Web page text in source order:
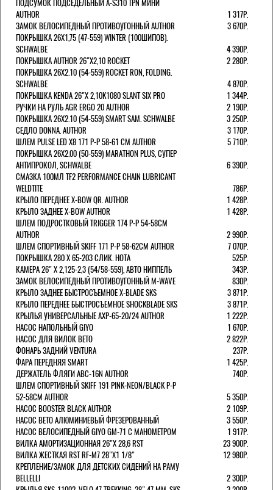
ПОДСУМОК ПОДСЕДЕЛЬНЫЙ A-S310 TPN МИНИ
AUTHOR
1 317Р.
ЗАМОК ВЕЛОСИПЕДНЫЙ ПРОТИВОУГОННЫЙ AUTHOR
3 670Р.
ПОКРЫШКА 26X1,75 (47-559) WINTER (100ШИПОВ).
SCHWALBE
4 390Р.
ПОКРЫШКА AUTHOR 26"Х2,10 ROCKET
2 280Р.
ПОКРЫШКА 26X2.10 (54-559) ROCKET RON, FOLDING.
SCHWALBE
4 870Р.
ПОКРЫШКА KENDA 26"Х 2,10K1080 SLANT SIX PRO
1 344Р.
РУЧКИ НА РУЛЬ AGR ERGO 20 AUTHOR
2 190Р.
ПОКРЫШКА 26X2.10 (54-559) SMART SAM. SCHWALBE
3 250Р.
СЕДЛО DONNA. AUTHOR
3 170Р.
ШЛЕМ PULSE LED X8 171 Р-Р 58-61 СМ AUTHOR
5 710Р.
ПОКРЫШКА 26X2.00 (50-559) MARATHON PLUS, СУПЕР
АНТИПРОКОЛ, SCHWALBE
6 390Р.
СМАЗКА 100МЛ TF2 PERFORMANCE CHAIN LUBRICANT
WELDTITE
786Р.
КРЫЛО ПЕРЕДНЕЕ X-BOW QR. AUTHOR
1 428Р.
КРЫЛО ЗАДНЕЕ X-BOW AUTHOR
1 428Р.
ШЛЕМ ПОДРОСТКОВЫЙ TRIGGER 174 Р-Р 54-58СМ
AUTHOR
2 990Р.
ШЛЕМ СПОРТИВНЫЙ SKIFF 171 Р-Р 58-62СМ AUTHOR
7 070Р.
ПОКРЫШКА 280 X 65-203 СЛИК. HOTA
525Р.
КАМЕРА 26" X 2,125-2,3 (54/58-559), АВТО НИППЕЛЬ
343Р.
ЗАМОК ВЕЛОСИПЕДНЫЙ ПРОТИВОУГОННЫЙ M-WAVE
830Р.
КРЫЛО ЗАДНЕЕ БЫСТРОСЪЕМНОЕ X-BLADE SKS
3 871Р.
КРЫЛО ПЕРЕДНЕЕ БЫСТРОСЪЕМНОЕ SHOCKBLADE SKS
3 871Р.
КРЫЛЬЯ УНИВЕРСАЛЬНЫЕ AXP-65-20/24 AUTHOR
1 222Р.
НАСОС НАПОЛЬНЫЙ GIYO
1 670Р.
НАСОС ДЛЯ ВИЛОК ВЕТО
2 822Р.
ФОНАРЬ ЗАДНИЙ VENTURA
237Р.
ФАРА ПЕРЕДНЯЯ SMART
1 425Р.
ДЕРЖАТЕЛЬ ФЛЯГИ ABC-16N AUTHOR
740Р.
ШЛЕМ СПОРТИВНЫЙ SKIFF 191 PINK-NEON/BLACK Р-Р
52-58СМ AUTHOR
5 350Р.
НАСОС BOOSTER BLACK AUTHOR
2 109Р.
НАСОС BETO АЛЮМИНИЕВЫЙ ФРЕЗЕРОВАННЫЙ
3 550Р.
НАСОС ВЕЛОСИПЕДНЫЙ GIYO GM-71 С МАНОМЕТРОМ
1 917Р.
ВИЛКА АМОРТИЗАЦИОННАЯ 26"Х 28,6 RST
23 900Р.
ВИЛКА ЖЕСТКАЯ RST RF-M7 28"Х1 1/8"
12 980Р.
КРЕПЛЕНИЕ/ЗАМОК ДЛЯ ДЕТСКИХ СИДЕНИЙ НА РАМУ
BELLELLI
2 300Р.